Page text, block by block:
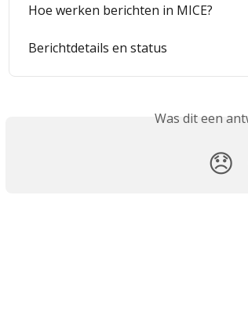
Hoe werken berichten in MICE?
Berichtdetails en status
Was dit een
😞